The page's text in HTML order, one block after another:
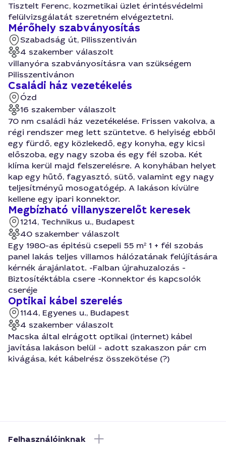
Tisztelt Ferenc, kozmetikai üzlet érintésvédelmi
felülvizsgálatát szeretném elvégeztetni.
Mérőhely szabványosítás
Szabadság út, Pilisszentiván
4 szakember válaszolt
villanyóra szabványosításra van szükségem
Pilisszentivánon
Családi ház vezetékelés
Ózd
16 szakember válaszolt
70 nm családi ház vezetékelése. Frissen vakolva, a
régi rendszer meg lett szüntetve. 6 helyiség ebből
egy fürdő, egy közlekedő, egy konyha, egy kicsi
előszoba, egy nagy szoba és egy fél szoba. Két
klíma kerül majd felszerelésre. A konyhában helyet
kap egy hűtő, fagyasztó, sütő, valamint egy nagy
teljesítményű mosogatógép. A lakáson kívülre
kellene egy ipari konnektor.
Megbízható villanyszerelőt keresek
1214, Technikus u., Budapest
40 szakember válaszolt
Egy 1980-as épitésü csepeli 55 m² 1 + fél szobás
panel lakás teljes villamos hálózatának felújítására
kérnék árajánlatot. -Falban újrahuzalozás -
Biztosítéktábla csere -Konnektor és kapcsolók
cseréje
Optikai kábel szerelés
1144, Egyenes u., Budapest
4 szakember válaszolt
Macska által elrágott optikai (internet) kábel
javítása lakáson belül - adott szakaszon pár cm
kivágása, két kábelrész összekötése (?)
Felhasználóinknak